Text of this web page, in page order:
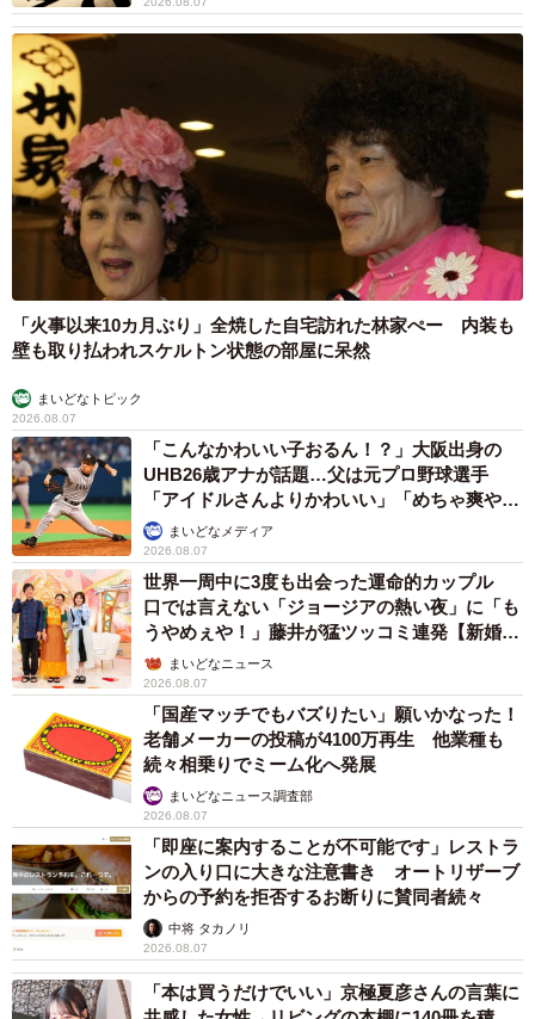
「火事以来10カ月ぶり」全焼した自宅訪れた林家ぺー 内装も
壁も取り払われスケルトン状態の部屋に呆然
まいどなトピック
2026.08.07
「こんなかわいい子おるん！？」大阪出身の
UHB26歳アナが話題…父は元プロ野球選手
「アイドルさんよりかわいい」「めちゃ爽や
か」まいどなメディア
2026.08.07
世界一周中に3度も出会った運命的カップル
口では言えない「ジョージアの熱い夜」に「も
うやめぇや！」藤井が猛ツッコミ連発【新婚さ
ん】まいどなニュース
2026.08.07
「国産マッチでもバズりたい」願いかなった！
老舗メーカーの投稿が4100万再生 他業種も
続々相乗りでミーム化へ発展
まいどなニュース調査部
2026.08.07
「即座に案内することが不可能です」レストラ
ンの入り口に大きな注意書き オートリザーブ
からの予約を拒否するお断りに賛同者続々
中将 タカノリ
2026.08.07
「本は買うだけでいい」京極夏彦さんの言葉に